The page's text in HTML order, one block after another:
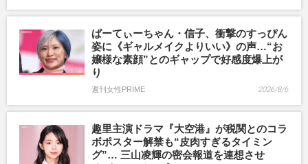
ぱーてぃーちゃん・信子、衝撃のすっぴん
姿に《ギャルメイクよりいい》の声…“お
嬢様な素顔”とのギャップで好感度爆上が
り
週刊女性PRIME 2026/8/6
趣里主演ドラマ『大空港』が税関とのコラ
ボポスター解禁も“皮肉すぎるタイミン
グ”… 三山凌輝の密会報道を連想させ